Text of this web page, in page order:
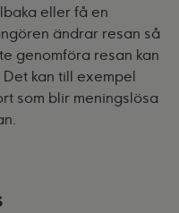
eller få en
ändrar resan så
genomföra resan kan
kan till exempel
som blir meningslösa